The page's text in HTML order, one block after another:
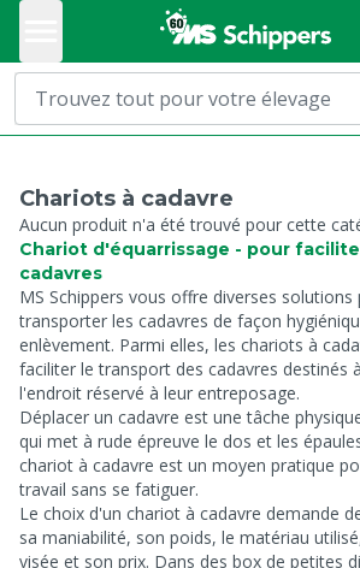
Chariots à cadavre
Aucun produit n'a été trouvé pour cette
Chariot d'équarrissage - pour
cadavres
MS Schippers vous offre diverses
transporter les cadavres de façon
enlèvement. Parmi elles, les chariots à
faciliter le transport des cadavres destinés
l'endroit réservé à leur entreposage.
Déplacer un cadavre est une tâche
qui met à rude épreuve le dos et les
chariot à cadavre est un moyen pratique
travail sans se fatiguer.
Le choix d'un chariot à cadavre demande
sa maniabilité, son poids, le matériau
visée et son prix. Dans des box de petites